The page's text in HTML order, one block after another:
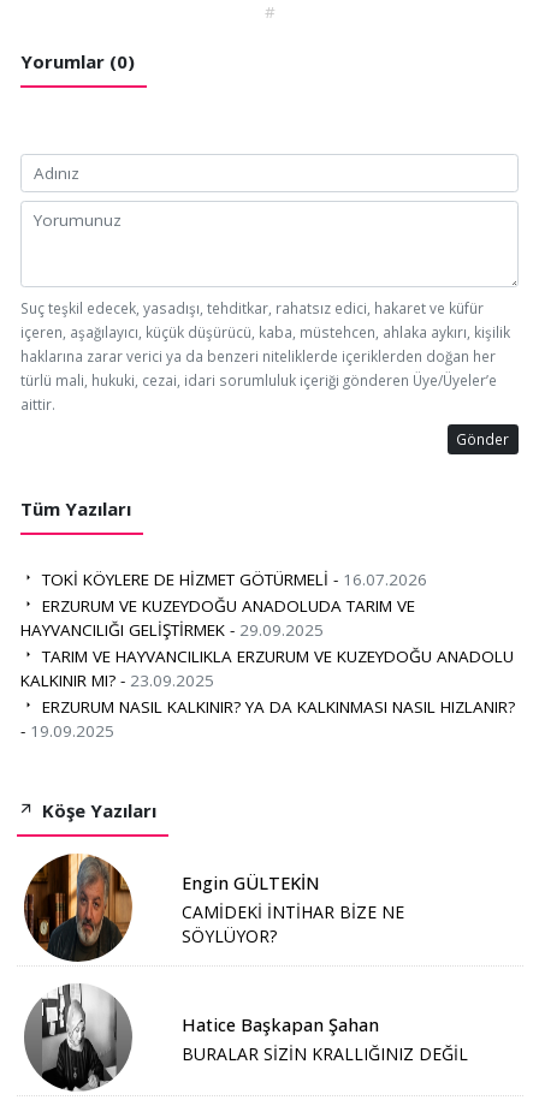
#
Yorumlar (0)
Suç teşkil edecek, yasadışı, tehditkar, rahatsız edici, hakaret ve küfür
içeren, aşağılayıcı, küçük düşürücü, kaba, müstehcen, ahlaka aykırı, kişilik
haklarına zarar verici ya da benzeri niteliklerde içeriklerden doğan her
türlü mali, hukuki, cezai, idari sorumluluk içeriği gönderen Üye/Üyeler’e
aittir.
Gönder
Tüm Yazıları
TOKİ KÖYLERE DE HİZMET GÖTÜRMELİ - 16.07.2026
ERZURUM VE KUZEYDOĞU ANADOLUDA TARIM VE
HAYVANCILIĞI GELİŞTİRMEK - 29.09.2025
TARIM VE HAYVANCILIKLA ERZURUM VE KUZEYDOĞU ANADOLU
KALKINIR MI? - 23.09.2025
ERZURUM NASIL KALKINIR? YA DA KALKINMASI NASIL HIZLANIR?
- 19.09.2025
Köşe Yazıları
Engin GÜLTEKİN
CAMİDEKİ İNTİHAR BİZE NE
SÖYLÜYOR?
Hatice Başkapan Şahan
BURALAR SİZİN KRALLIĞINIZ DEĞİL